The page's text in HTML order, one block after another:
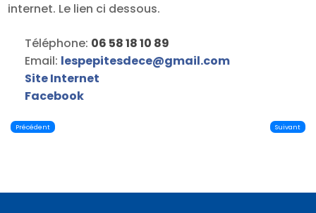
internet. Le lien ci dessous.
Téléphone: 06 58 18 10 89
Email: lespepitesdece@gmail.com
Site Internet
Facebook
Précédent Suivant